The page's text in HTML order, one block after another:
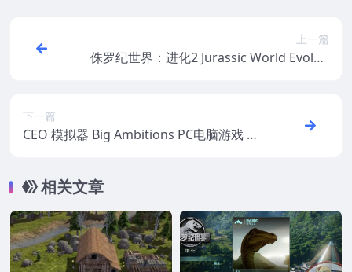
上一篇
侏罗纪世界：进化2 Jurassic World Evoluti
下一篇
CEO 模拟器 Big Ambitions PC电脑游戏 适
相关文章